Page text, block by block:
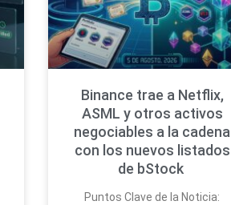
Binance trae a Netflix,
ASML y otros activos
negociables a la cadena
con los nuevos listados
de bStock
Puntos Clave de la Noticia: